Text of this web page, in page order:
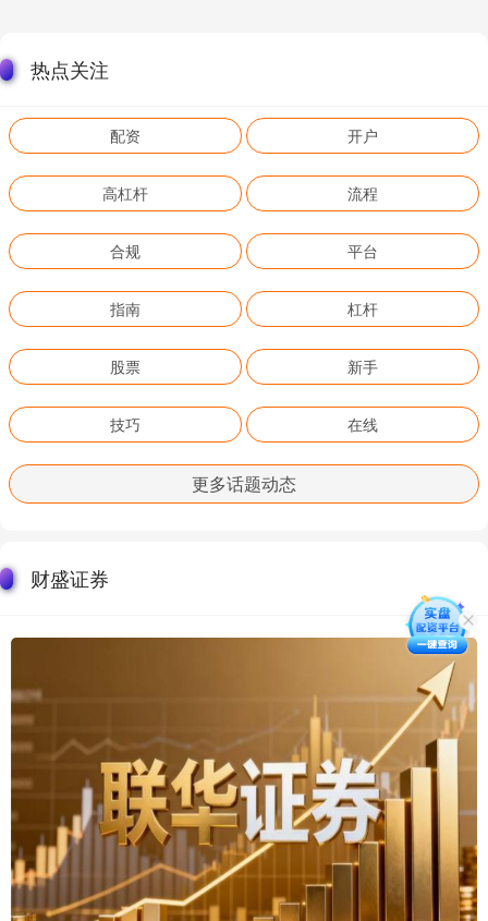
热点关注
配资 开户
高杠杆 流程
合规 平台
指南 杠杆
股票 新手
技巧 在线
更多话题动态
财盛证券